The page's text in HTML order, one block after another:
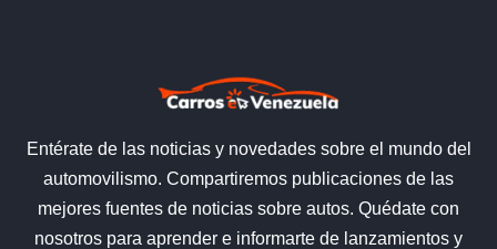
Entérate de las noticias y novedades sobre el mundo del
automovilismo. Compartiremos publicaciones de las
mejores fuentes de noticias sobre autos. Quédate con
nosotros para aprender e informarte de lanzamientos y